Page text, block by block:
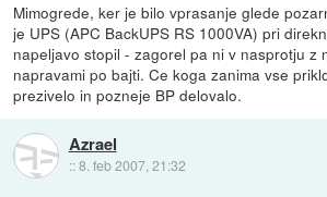
Mimogrede, ker je bilo vprasanje glede
je UPS (APC BackUPS RS 1000VA) pri
napeljavo stopil - zagorel pa ni v nasprotju z
napravami po bajti. Ce koga zanima vse
prezivelo in pozneje BP delovalo.
Azrael
::8. feb 2007, 21:32